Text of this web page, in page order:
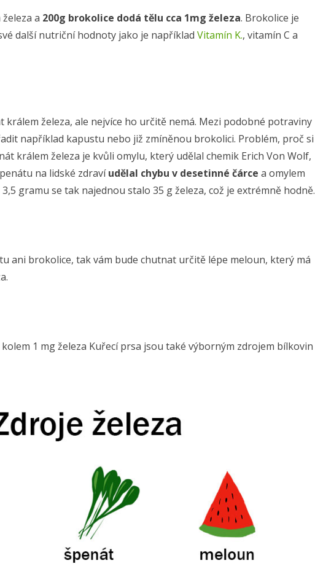
a 200g brokolice dodá tělu cca 1mg železa. Brokolice je
další nutriční hodnoty jako je například Vitamín K., vitamín C a
králem železa, ale nejvíce ho určitě nemá. Mezi podobné potraviny
například kapustu nebo již zmíněnou brokolici. Problém, proč si
králem železa je kvůli omylu, který udělal chemik Erich Von Wolf,
na lidské zdravíudělal chybu v desetinné čárce a omylem
gramu se tak najednou stalo 35 g železa, což je extrémně hodně.
ani brokolice, tak vám bude chutnat určitě lépe meloun, který má
1 mg železa Kuřecí prsa jsou také výborným zdrojem bílkovin